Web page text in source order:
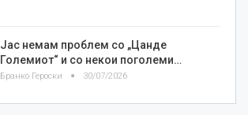
Јас немам проблем со „Цанде
Големиот“ и со некои поголеми…
Бранко Героски 30/07/2026